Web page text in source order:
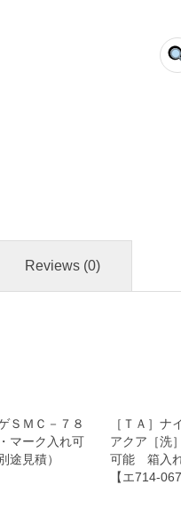
Reviews (0)
ＳＭＣ－７８
マーク入れ可
途見積）
［ＴＡ］ナ
アクア［洗
可能 箱入
【エ714-067